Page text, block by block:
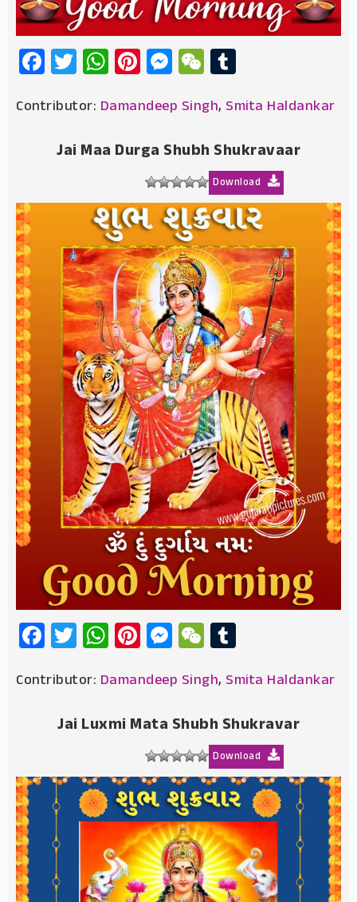
Facebook
Twitter
WhatsApp
Pinterest
Messenger
WeChat
Contributor: Damandeep Singh, Smita Haldankar
Jai Maa Durga Shubh Shukravaar
Download
Facebook
Twitter
WhatsApp
Pinterest
Messenger
WeChat
Contributor: Damandeep Singh, Smita Haldankar
Jai Luxmi Mata Shubh Shukravar
Download